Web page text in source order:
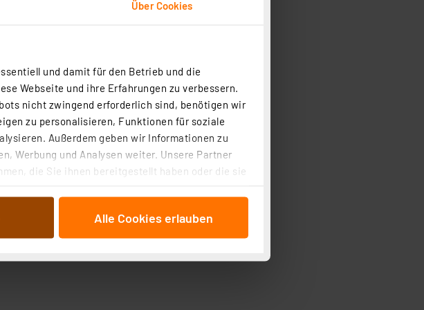
Über Cookies
und damit für den Betrieb und die
Webseite und ihre Erfahrungen zu verbessern.
nicht zwingend erforderlich sind, benötigen wir
zu personalisieren, Funktionen für soziale
Außerdem geben wir Informationen zu
Werbung und Analysen weiter. Unsere Partner
die Sie ihnen bereitgestellt haben oder die sie
ausgewählten Verarbeitungszwecke (Art. 6
Zweck und Anbieter ist durch Klick auf den
Alle Cookies erlauben